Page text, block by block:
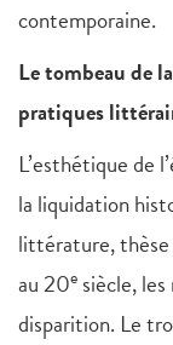
contemporaine.
Le tombeau de
pratiques
L’esthétique de
la liquidation
littérature, thèse
au 20e siècle,
disparition. Le